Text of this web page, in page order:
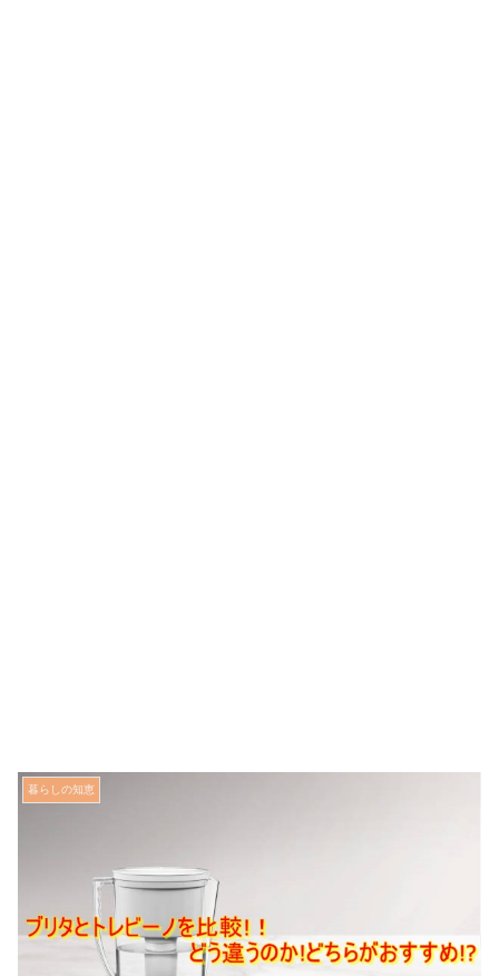
暮らしの知恵